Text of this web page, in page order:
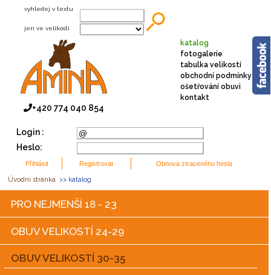
+420 774 040 854
vyhledej v textu
jen ve velikosti
Login :
Heslo:
Úvodní stránka >> katalog
katalog
fotogalerie
tabulka velikostí
obchodní podmínky
ošetřování obuvi
kontakt
PRO NEJMENŠÍ 18 - 23
OBUV VELIKOSTÍ 24-29
OBUV VELIKOSTÍ 30-35